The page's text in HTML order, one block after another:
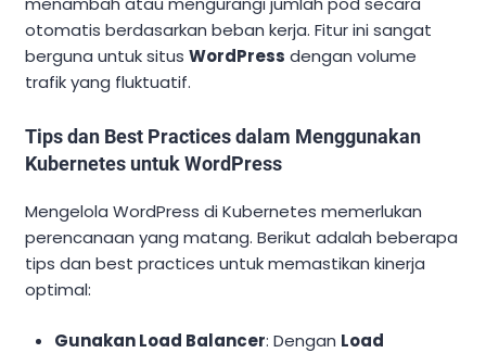
otomatis berdasarkan beban kerja. Fitur ini sangat
berguna untuk situs WordPress dengan volume
trafik yang fluktuatif.
Tips dan Best Practices dalam Menggunakan
Kubernetes untuk WordPress
Mengelola WordPress di Kubernetes memerlukan
perencanaan yang matang. Berikut adalah beberapa
tips dan best practices untuk memastikan kinerja
optimal:
Gunakan Load Balancer: Dengan Load